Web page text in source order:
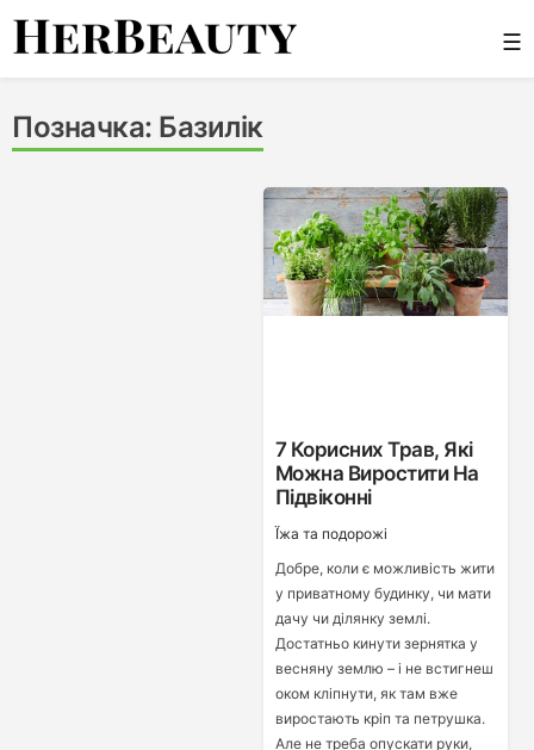
Skip
☰
Позначка: Базилік
7 Корисних Трав, Які
Можна Виростити На
Підвіконні
Ї́жа та подорожі
Добре, коли є можливість жити
у приватному будинку, чи мати
дачу чи ділянку землі.
Достатньо кинути зернятка у
весняну землю – і не встигнеш
оком кліпнути, як там вже
виростають кріп та петрушка.
Але не треба опускати руки,